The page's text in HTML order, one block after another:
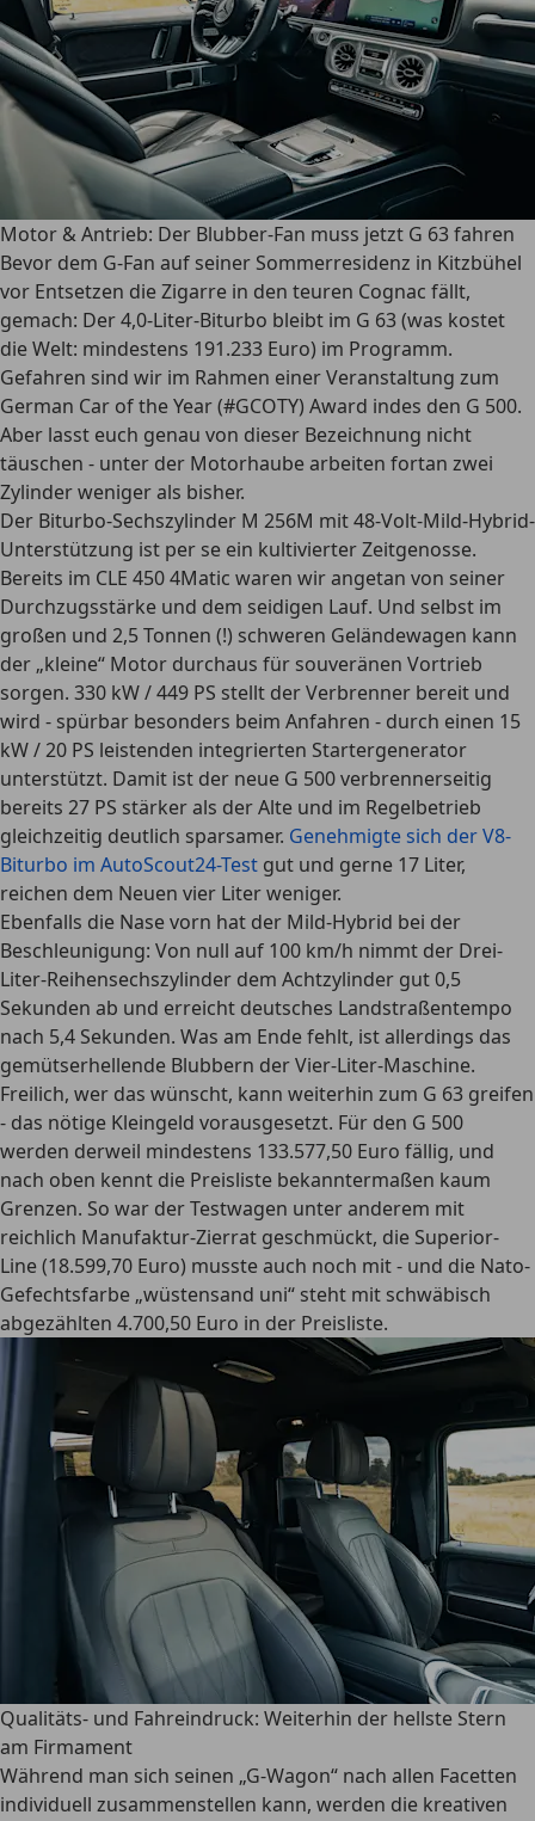
Motor & Antrieb: Der Blubber-Fan muss jetzt G 63 fahren
Bevor dem G-Fan auf seiner Sommerresidenz in Kitzbühel
vor Entsetzen die Zigarre in den teuren Cognac fällt,
gemach: Der 4,0-Liter-Biturbo bleibt im G 63 (was kostet
die Welt: mindestens 191.233 Euro) im Programm.
Gefahren sind wir im Rahmen einer Veranstaltung zum
German Car of the Year (#GCOTY) Award indes den G 500.
Aber lasst euch genau von dieser Bezeichnung nicht
täuschen - unter der Motorhaube arbeiten fortan zwei
Zylinder weniger als bisher.
Der Biturbo-Sechszylinder M 256M mit 48-Volt-Mild-Hybrid-
Unterstützung ist per se ein kultivierter Zeitgenosse.
Bereits im CLE 450 4Matic waren wir angetan von seiner
Durchzugsstärke und dem seidigen Lauf. Und selbst im
großen und 2,5 Tonnen (!) schweren Geländewagen kann
der „kleine“ Motor durchaus für souveränen Vortrieb
sorgen. 330 kW / 449 PS stellt der Verbrenner bereit und
wird - spürbar besonders beim Anfahren - durch einen 15
kW / 20 PS leistenden integrierten Startergenerator
unterstützt. Damit ist der neue G 500 verbrennerseitig
bereits 27 PS stärker als der Alte und im Regelbetrieb
gleichzeitig deutlich sparsamer. Genehmigte sich der V8-
Biturbo im AutoScout24-Test gut und gerne 17 Liter,
reichen dem Neuen vier Liter weniger.
Ebenfalls die Nase vorn hat der Mild-Hybrid bei der
Beschleunigung: Von null auf 100 km/h nimmt der Drei-
Liter-Reihensechszylinder dem Achtzylinder gut 0,5
Sekunden ab und erreicht deutsches Landstraßentempo
nach 5,4 Sekunden. Was am Ende fehlt, ist allerdings das
gemütserhellende Blubbern der Vier-Liter-Maschine.
Freilich, wer das wünscht, kann weiterhin zum G 63 greifen
- das nötige Kleingeld vorausgesetzt. Für den G 500
werden derweil mindestens 133.577,50 Euro fällig, und
nach oben kennt die Preisliste bekanntermaßen kaum
Grenzen. So war der Testwagen unter anderem mit
reichlich Manufaktur-Zierrat geschmückt, die Superior-
Line (18.599,70 Euro) musste auch noch mit - und die Nato-
Gefechtsfarbe „wüstensand uni“ steht mit schwäbisch
abgezählten 4.700,50 Euro in der Preisliste.
Qualitäts- und Fahreindruck: Weiterhin der hellste Stern
am Firmament
Während man sich seinen „G-Wagon“ nach allen Facetten
individuell zusammenstellen kann, werden die kreativen